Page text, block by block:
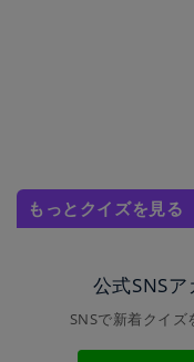
もっとクイズを見る
公式SNS
SNSで新着クイズ